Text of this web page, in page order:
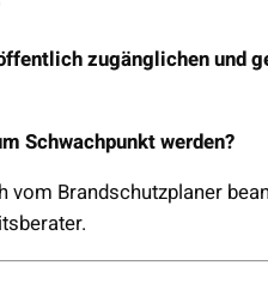
zugänglichen und
Schwachpunkt werden?
Brandschutzplaner